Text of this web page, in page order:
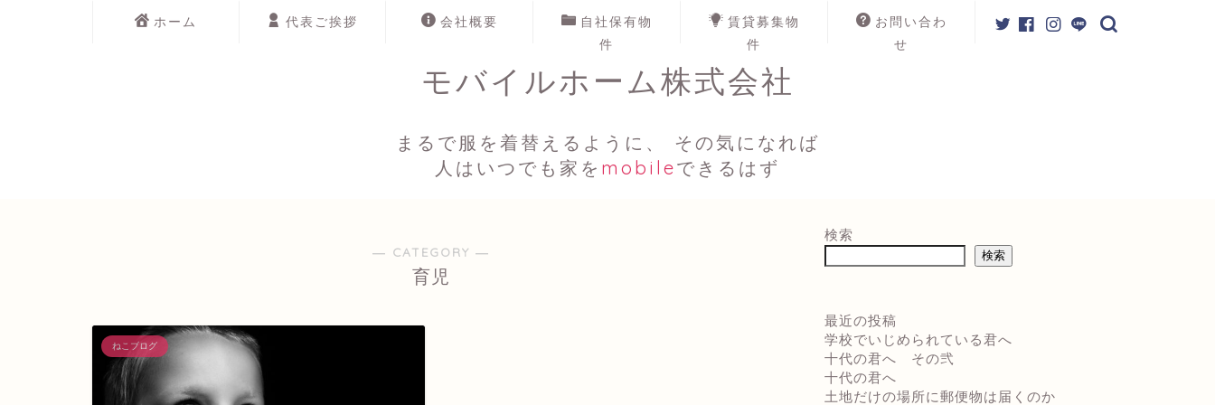
ホーム 代表ご挨拶 会社概要
自社保有物
件
賃貸募集物
件
お問い合わ
せ
モバイルホーム株式会社
まるで服を着替えるように、 その気になれば
人はいつでも家を mobileできるはず
― CATEGORY ―
育児
ねこブログ
検索
検索
最近の投稿
学校でいじめられている君へ
十代の君へ その弐
十代の君へ
土地だけの場所に郵便物は届くのか